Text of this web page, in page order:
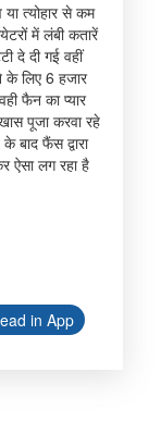
त्योहार से कम
में लंबी कतारें
दे दी गई वहीं
लिए 6 हजार
फैन का प्यार
पूजा करवा रहे
बाद फैंस द्वारा
ऐसा लग रहा है
in App